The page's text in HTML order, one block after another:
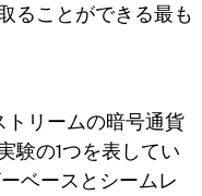
ることができる最も
リームの暗号通貨
験の1つを表してい
ベースとシームレ